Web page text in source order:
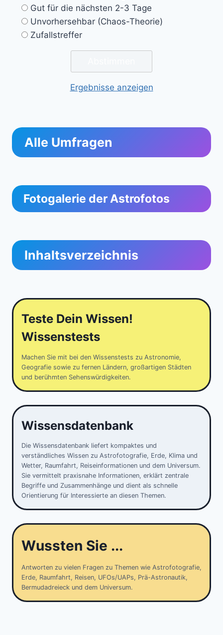
Gut für die nächsten 2-3 Tage
Unvorhersehbar (Chaos-Theorie)
Zufallstreffer
Ergebnisse anzeigen
Alle Umfragen
Fotogalerie der Astrofotos
Inhaltsverzeichnis
Teste Dein Wissen!
Wissenstests
Machen Sie mit bei den Wissenstests zu Astronomie,
Geografie sowie zu fernen Ländern, großartigen Städten
und berühmten Sehenswürdigkeiten.
Wissensdatenbank
Die Wissensdatenbank liefert kompaktes und
verständliches Wissen zu Astrofotografie, Erde, Klima und
Wetter, Raumfahrt, Reiseinformationen und dem Universum.
Sie vermittelt praxisnahe Informationen, erklärt zentrale
Begriffe und Zusammenhänge und dient als schnelle
Orientierung für Interessierte an diesen Themen.
Wussten Sie ...
Antworten zu vielen Fragen zu Themen wie Astrofotografie,
Erde, Raumfahrt, Reisen, UFOs/UAPs, Prä-Astronautik,
Bermudadreieck und dem Universum.